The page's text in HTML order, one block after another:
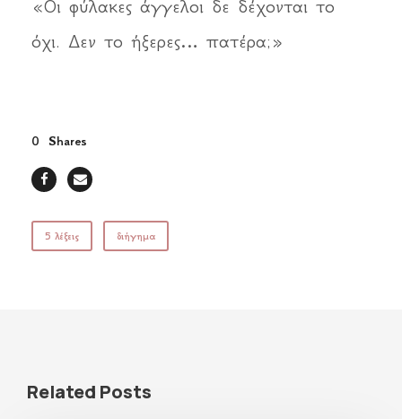
«Οι φύλακες άγγελοι δε δέχονται το
όχι. Δεν το ήξερες… πατέρα;»
0 Shares
5 λέξεις διήγημα
Related Posts